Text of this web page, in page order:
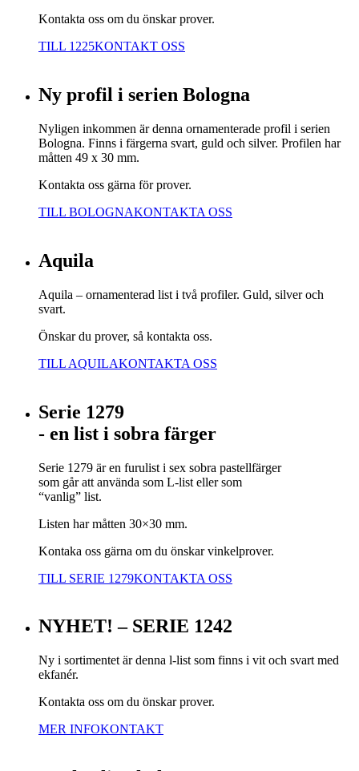
Kontakta oss om du önskar prover.
TILL 1225KONTAKT OSS
Ny profil i serien Bologna
Nyligen inkommen är denna ornamenterade profil i serien
Bologna. Finns i färgerna svart, guld och silver. Profilen har
måtten 49 x 30 mm.
Kontakta oss gärna för prover.
TILL BOLOGNAKONTAKTA OSS
Aquila
Aquila – ornamenterad list i två profiler. Guld, silver och
svart.
Önskar du prover, så kontakta oss.
TILL AQUILAKONTAKTA OSS
Serie 1279
- en list i sobra färger
Serie 1279 är en furulist i sex sobra pastellfärger
som går att använda som L-list eller som
“vanlig” list.
Listen har måtten 30×30 mm.
Kontaka oss gärna om du önskar vinkelprover.
TILL SERIE 1279KONTAKTA OSS
NYHET! – SERIE 1242
Ny i sortimentet är denna l-list som finns i vit och svart med
ekfanér.
Kontakta oss om du önskar prover.
MER INFOKONTAKT